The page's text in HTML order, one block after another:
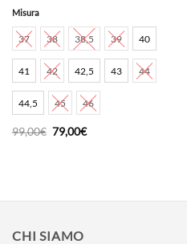
Misura
37 38 38,5 39 40
41 42 42,5 43 44
44,5 45 46
99,00€ Il
prezzo
79,00€Il
CHI SIAMO